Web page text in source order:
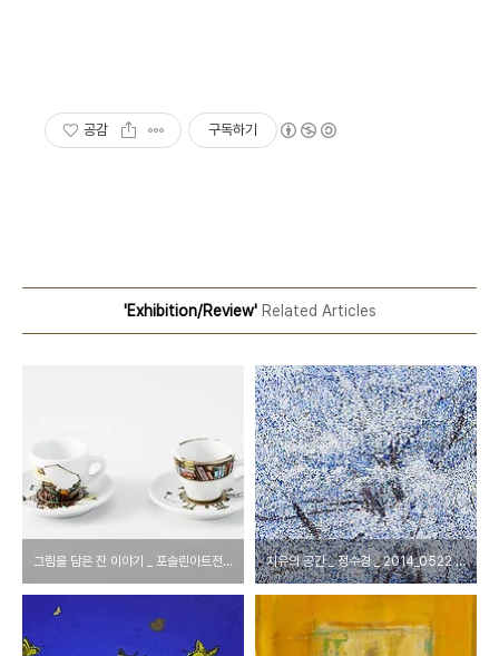
공감 구독하기
'Exhibition/Review'Related Articles
그림을 담은 잔 이야기 _ 포슬린아트전 _ 2014_0609 ▶ 0618 치유의 공간 _ 정수경 _ 2014_0522 ▶ 0605